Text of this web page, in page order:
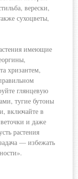
верески,
сухоцветы,
имеющие
хризантем,
глянцевую
тугие бутоны
включайте в
и даже
растения
— избежать